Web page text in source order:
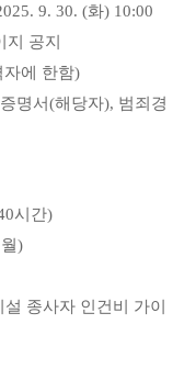
9. 30. (화) 10:00
지 공지
자에 한함)
명서(해당자), 범죄경
시간)
)
종사자 인건비 가이